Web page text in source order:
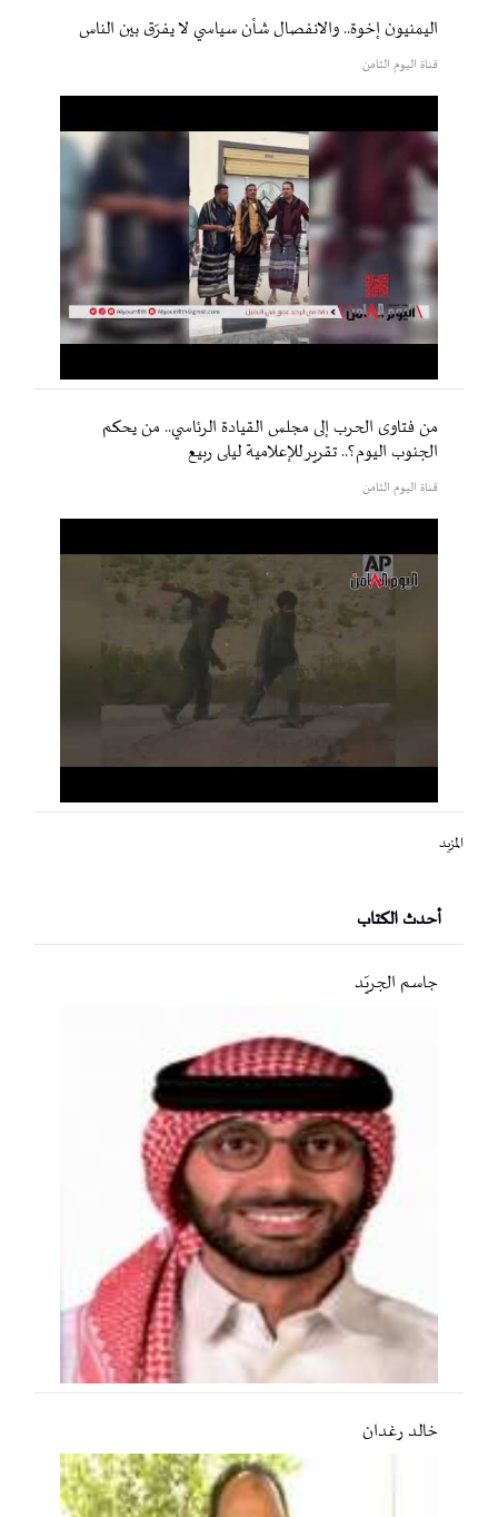
اليمنيون إخوة.. والانفصال شأن سياسي لا يفرّق بين الناس
قناة اليوم الثامن
من فتاوى الحرب إلى مجلس القيادة الرئاسي.. من يحكم
الجنوب اليوم؟.. تقرير للإعلامية ليلى ربيع
قناة اليوم الثامن
المزيد
أحدث الكتاب
جاسم الجريّد
خالد رغدان